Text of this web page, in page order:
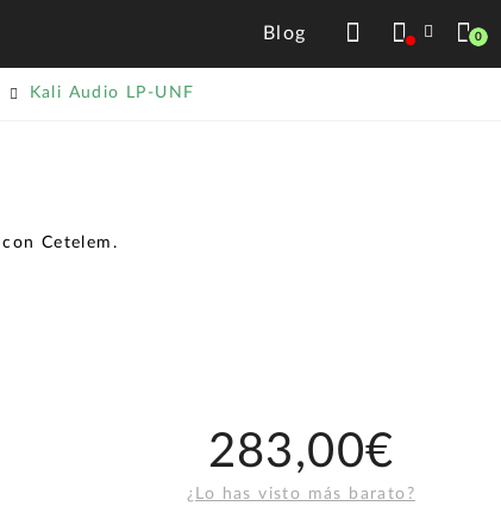
Blog 0
Kali Audio LP-UNF
con Cetelem.
283,00€
¿Lo has visto más barato?